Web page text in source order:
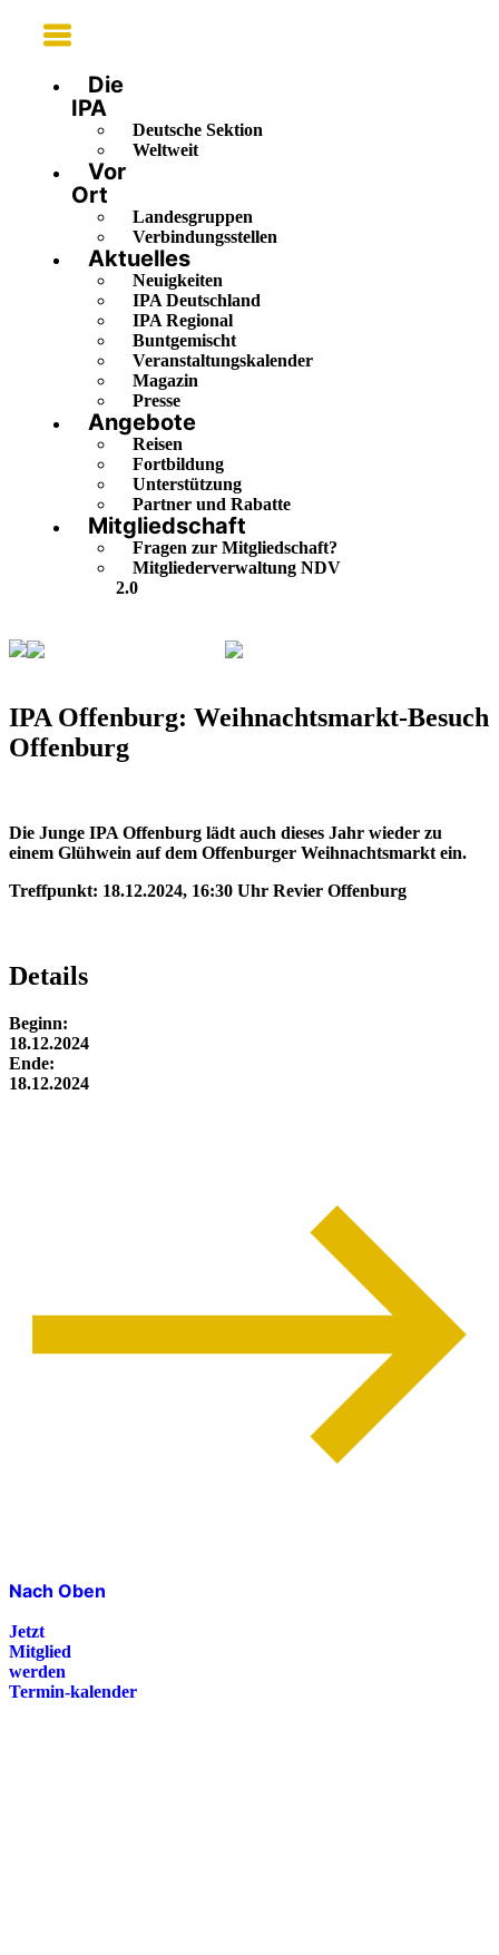
Main
Menu
Die
IPA
Deutsche Sektion
Weltweit
Vor
Ort
Landesgruppen
Verbindungsstellen
Aktuelles
Neuigkeiten
IPA Deutschland
IPA Regional
Buntgemischt
Veranstaltungskalender
Magazin
Presse
Angebote
Reisen
Fortbildung
Unterstützung
Partner und Rabatte
Mitgliedschaft
Fragen zur Mitgliedschaft?
Mitgliederverwaltung NDV
2.0
IPA Offenburg: Weihnachtsmarkt-Besuch
Offenburg
Die Junge IPA Offenburg lädt auch dieses Jahr wieder zu
einem Glühwein auf dem Offenburger Weihnachtsmarkt ein.
Treffpunkt: 18.12.2024, 16:30 Uhr Revier Offenburg
Details
Beginn:
18.12.2024
Ende:
18.12.2024
Nach Oben
Jetzt
Mitglied
werden
Termin-kalender